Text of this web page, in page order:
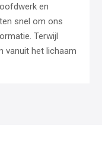
en
snel om ons
Terwijl
vanuit het lichaam